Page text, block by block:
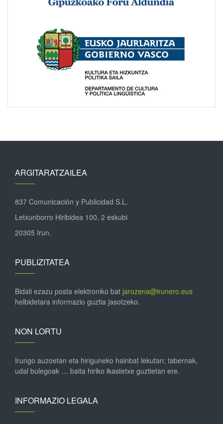
ARGITARATZAILEA
837 Comunicación y Publicidad S.L.
Letxunborro Hiribidea 100, 2 eskubi
20305 Irun.
PUBLIZITATEA
Bidali ezazu posta elektroniko bat jarozena@irunero.eus
helbidetara informazio guztia jasotzeko.
NON LORTU
Irungo auzoetan eta hiriguneko hainbat lekutan; tabernak,
udal bulegoak … baita hiriko ikastetxe guztietan ere.
INFORMAZIO LEGALA